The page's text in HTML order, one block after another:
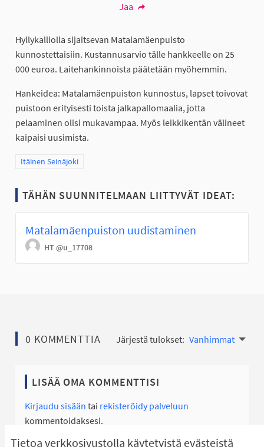
Tietoa verkkosivustolla käytetyistä evästeistä
Jaa
Hyllykalliolla sijaitsevan Matalamäenpuisto
kunnostettaisiin. Kustannusarvio tälle hankkeelle on 25
000 euroa. Laitehankinnoista päätetään myöhemmin.
Hankeidea: Matalamäenpuiston kunnostus, lapset toivovat
puistoon erityisesti toista jalkapallomaalia, jotta
pelaaminen olisi mukavampaa. Myös leikkikentän välineet
kaipaisi uusimista.
Rajaa tulokset teeman mukaan: Itäinen Seinäjoki
Itäinen Seinäjoki
TÄHÄN SUUNNITELMAAN LIITTYVÄT IDEAT:
Matalamäenpuiston uudistaminen
HT@u_17708
0 KOMMENTTIA Järjestä tulokset: Vanhimmat
LISÄÄ OMA KOMMENTTISI
Kirjaudu sisään tai rekisteröidy palveluun
kommentoidaksesi.